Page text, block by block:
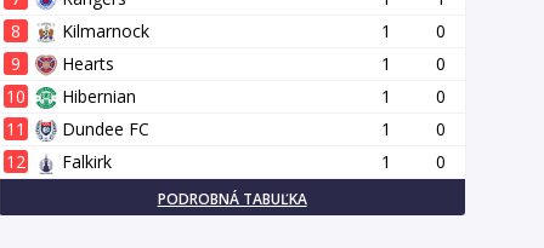
8
Kilmarnock 1
0
9
Hearts 1
0
10
Hibernian 1
0
11
Dundee FC 1
0
12
Falkirk 1 0
PODROBNÁ TABUĽKA